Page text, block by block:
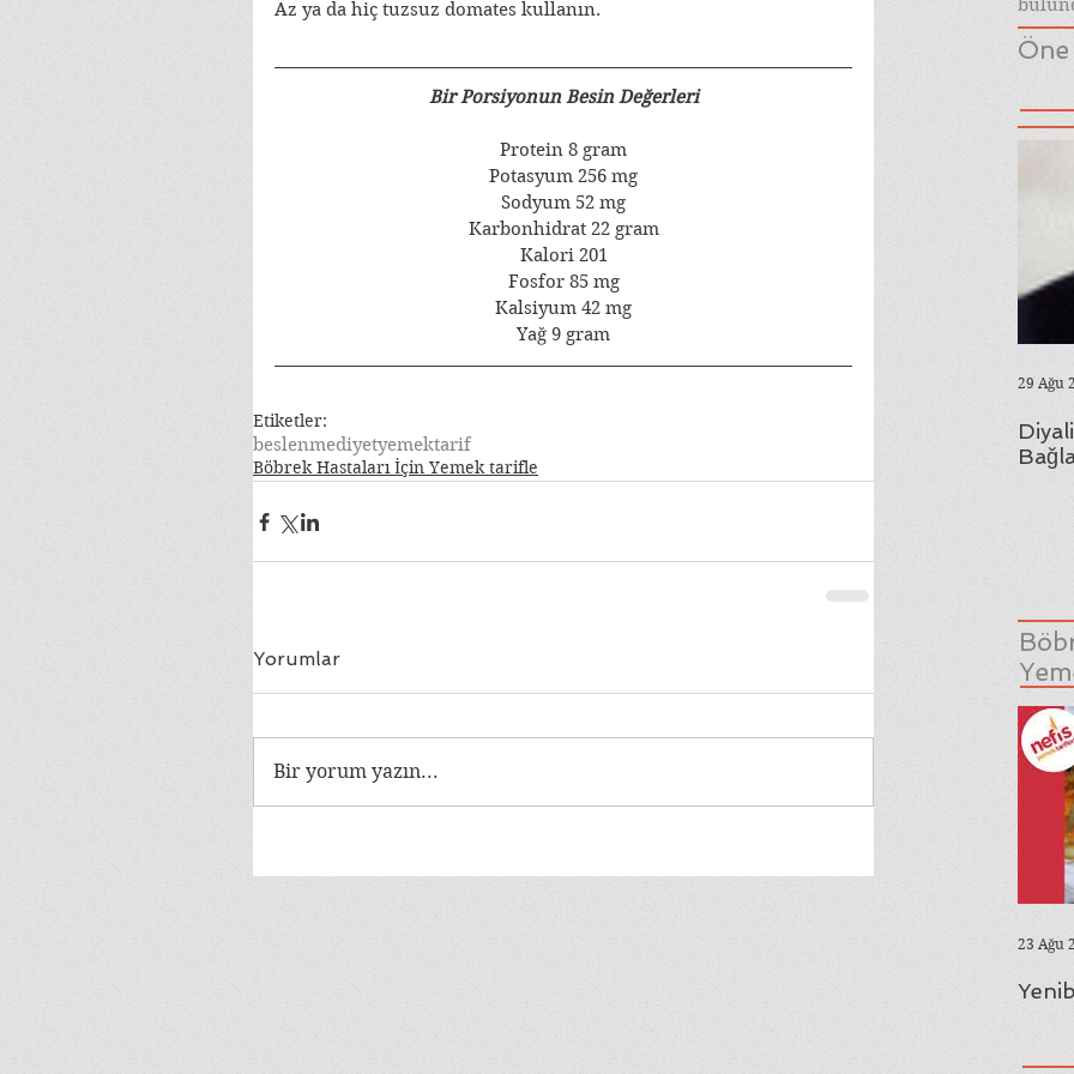
23 Ağu
Az ya da hiç tuzsuz domates kullanın.
Bir Porsiyonun Besin Değerleri
Protein 8 gram
Potasyum 256 mg
Sodyum 52 mg
Karbonhidrat 22 gram
Kalori 201
Fosfor 85 mg
Kalsiyum 42 mg
Yağ 9 gram
Etiketler:
beslenmediyetyemektarif
Böbrek Hastaları İçin Yemek tarifle
Yorumlar
Bir yorum yazın...
29 Ağu